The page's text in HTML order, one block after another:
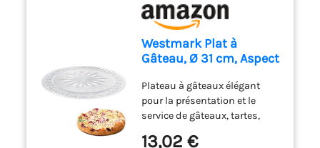
Westmark Plat à
Gâteau, Ø 31 cm, Aspect
Brisure, Plastique,
Transparent, 34552211
Plateau à gâteaux élégant
pour la présentation et le
service de gâteaux, tartes,
13,02 €